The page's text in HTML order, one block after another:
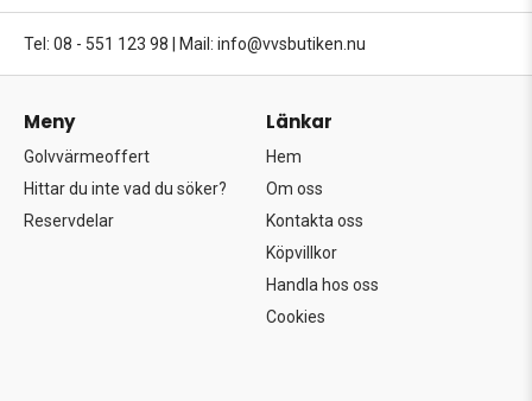
Tel: 08 - 551 123 98 Mail: info@vvsbutiken.nu
Meny
Golvvärmeoffert
Hittar du inte vad du söker?
Reservdelar
Länkar
Hem
Om oss
Kontakta oss
Köpvillkor
Handla hos oss
Cookies